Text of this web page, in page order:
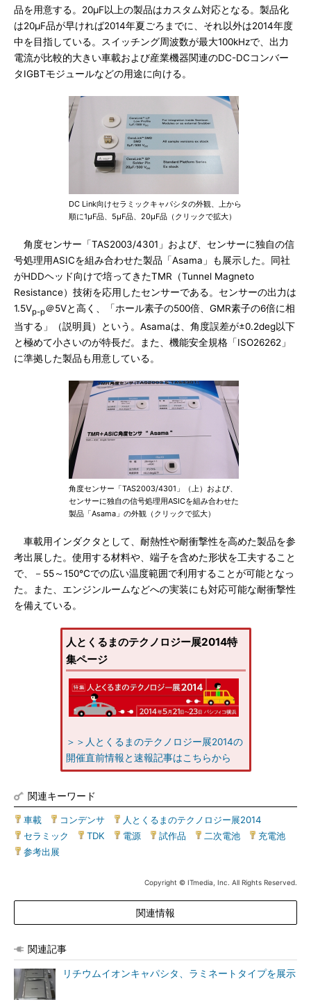
品を用意する。20μF以上の製品はカスタム対応となる。製品化
は20μF品が早ければ2014年夏ごろまでに、それ以外は2014年度
中を目指している。スイッチング周波数が最大100kHzで、出力
電流が比較的大きい車載および産業機器関連のDC-DCコンバー
タIGBTモジュールなどの用途に向ける。
DC Link向けセラミックキャパシタの外観、上から
順に1μF品、5μF品、20μF品（クリックで拡大）
角度センサー「TAS2003/4301」および、センサーに独自の信
号処理用ASICを組み合わせた製品「Asama」も展示した。同社
がHDDヘッド向けで培ってきたTMR（Tunnel Magneto
Resistance）技術を応用したセンサーである。センサーの出力は
1.5Vp-p＠5Vと高く、「ホール素子の500倍、GMR素子の6倍に相
当する」（説明員）という。Asamaは、角度誤差が±0.2deg以下
と極めて小さいのが特長だ。また、機能安全規格「ISO26262」
に準拠した製品も用意している。
角度センサー「TAS2003/4301」（上）および、
センサーに独自の信号処理用ASICを組み合わせた
製品「Asama」の外観（クリックで拡大）
車載用インダクタとして、耐熱性や耐衝撃性を高めた製品を参
考出展した。使用する材料や、端子を含めた形状を工夫すること
で、－55～150℃での広い温度範囲で利用することが可能となっ
た。また、エンジンルームなどへの実装にも対応可能な耐衝撃性
を備えている。
人とくるまのテクノロジー展2014特
集ページ
＞＞人とくるまのテクノロジー展2014の
開催直前情報と速報記事はこちらから
関連キーワード
車載 コンデンサ 人とくるまのテクノロジー展2014
セラミック
TDK 電源 試作品 二次電池 充電池
参考出展
Copyright © ITmedia, Inc. All Rights Reserved.
関連情報
関連記事
リチウムイオンキャパシタ、ラミネートタイプを展示